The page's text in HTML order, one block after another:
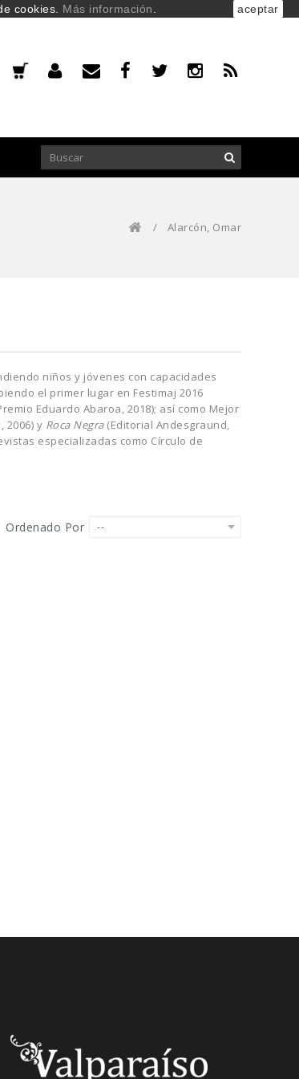
/ Alarcón, Omar
niños y jóvenes con capacidades
el primer lugar en Festimaj 2016
Eduardo Abaroa, 2018); así como Mejor
2006) y Roca Negra(Editorial Andesgraund,
especializadas como Círculo de
Ordenado Por --
cookies. Más información aceptar